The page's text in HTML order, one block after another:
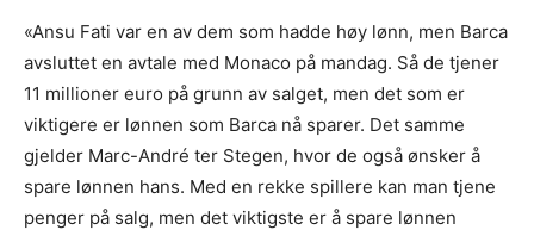
«Ansu Fati var en av dem som hadde høy lønn, men Barca
avsluttet en avtale med Monaco på mandag. Så de tjener
11 millioner euro på grunn av salget, men det som er
viktigere er lønnen som Barca nå sparer. Det samme
gjelder Marc-André ter Stegen, hvor de også ønsker å
spare lønnen hans. Med en rekke spillere kan man tjene
penger på salg, men det viktigste er å spare lønnen